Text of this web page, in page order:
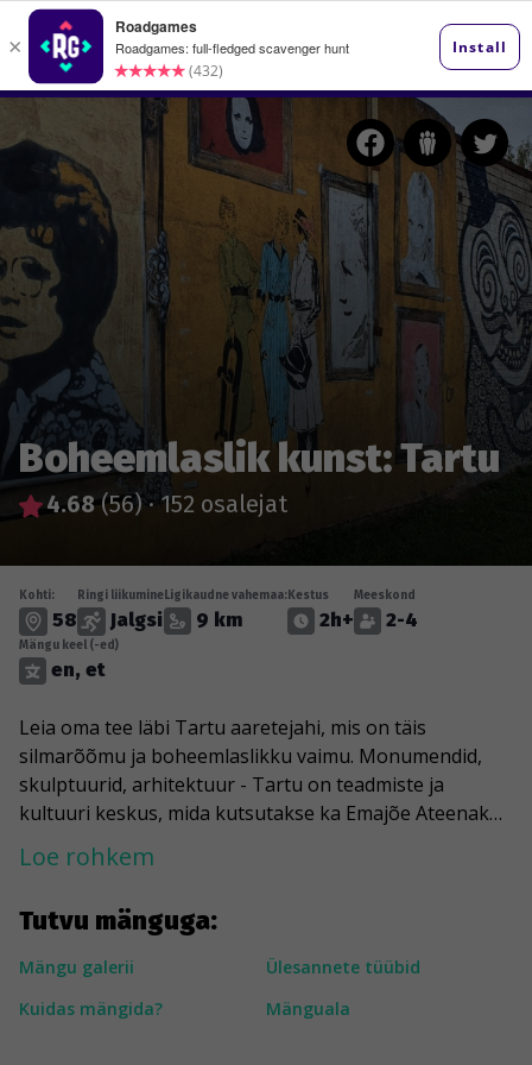
Boheemlaslik kunst: Tartu
4.68 (56) · 152 osalejat
Tutvu mänguga:
Mängu galerii
Ülesannete tüübid
Kuidas mängida?
Mänguala
Kohti:
58
Ringi liikumine
Jalgsi
Ligikaudne vahemaa:
9 km
Kestus
2h+
Meeskond
2-4
Mängu keel (-ed)
en, et
Leia oma tee läbi Tartu aaretejahi, mis on täis
silmarõõmu ja boheemlaslikku vaimu. Monumendid,
skulptuurid, arhitektuur - Tartu on teadmiste ja
kultuuri keskus, mida kutsutakse ka Emajõe Ateenaks.
Mäng viib su Toomemäele, kus näed Eesti ainsat
keskaegset kahe torniga kirikut. Sa kohtad hiiglaslikku
avastad eesti rahvakalendrit, sealhulgas tõnisepäeva
kombeid. Karlova ja Supilinna värvikates linnaosades
saad tunda kunstilist atmosfääri.
Loe rohkem